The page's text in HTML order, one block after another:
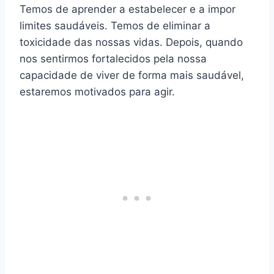
Temos de aprender a estabelecer e a impor
limites saudáveis. Temos de eliminar a
toxicidade das nossas vidas. Depois, quando
nos sentirmos fortalecidos pela nossa
capacidade de viver de forma mais saudável,
estaremos motivados para agir.